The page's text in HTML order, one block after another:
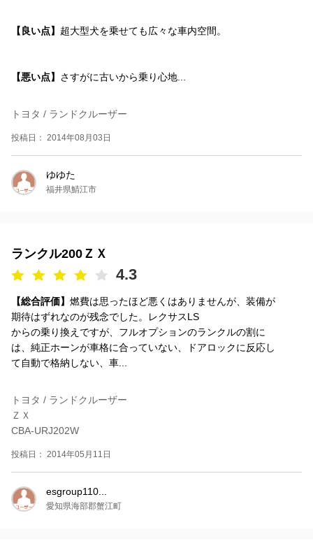
【良い点】 超大型犬を乗せても広々な車内空間。
【悪い点】 さすがに古いから乗り心地...
トヨタ / ランドクルーザー
投稿日： 2014年08月03日
ゆゆた
福井県鯖江市
ランクル200ＺＸ
4.3
【総合評価】 燃費は思ったほど悪くはありませんが、装備が
期待はずれなのが残念でした。レクサスLS
からの乗り換えですが、フルオプションのランクルの割に
は、純正ホーンが車格に合っていない、ドアロックに反応し
て自動で格納しない、車...
トヨタ / ランドクルーザー
ＺＸ
CBA-URJ202W
投稿日： 2014年05月11日
esgroup110...
愛知県海部郡蟹江町